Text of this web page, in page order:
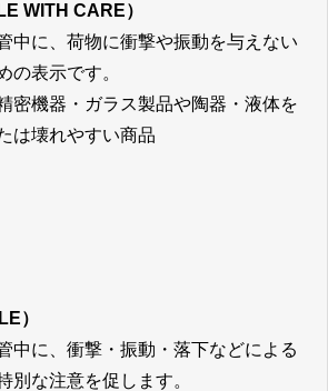
WITH CARE）
中に、荷物に衝撃や振動を与えない
の表示です。
密機器・ガラス製品や陶器・液体を
は壊れやすい商品
）
中に、衝撃・振動・落下などによる
別な注意を促します。